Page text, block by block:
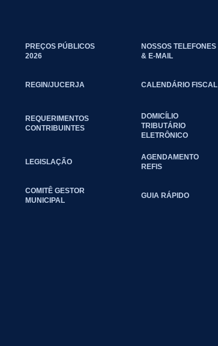
PREÇOS PÚBLICOS
2026
NOSSOS TELEFONES
& E-MAIL
REGIN/JUCERJA CALENDÁRIO FISCAL
REQUERIMENTOS
CONTRIBUINTES
DOMICÍLIO
TRIBUTÁRIO
ELETRÔNICO
LEGISLAÇÃO
AGENDAMENTO
REFIS
COMITÊ GESTOR
MUNICIPAL
GUIA RÁPIDO